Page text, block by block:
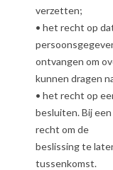
verzetten;
• het recht op
ontvangen om
kunnen dragen
• het recht op
besluiten. Bij
recht om de
beslissing te
tussenkomst.